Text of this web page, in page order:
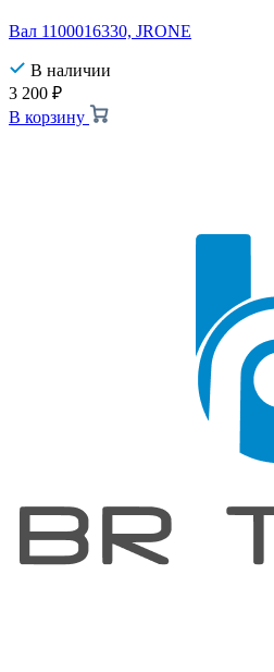
Вал 1100016330, JRONE
В наличии
3 200 ₽
В корзину